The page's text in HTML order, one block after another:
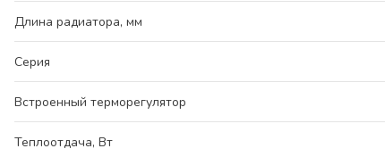
Длина радиатора, мм
Серия
Встроенный терморегулятор
Теплоотдача, Вт